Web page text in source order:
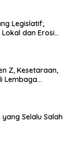
Legislatif;
dan Erosi
Z, Kesetaraan,
Lembaga
Selalu Salah